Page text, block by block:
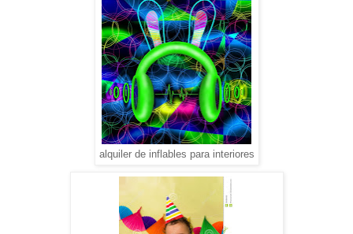
alquiler de inflables para interiores